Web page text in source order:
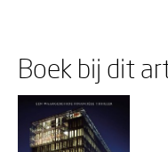
Boek bij dit